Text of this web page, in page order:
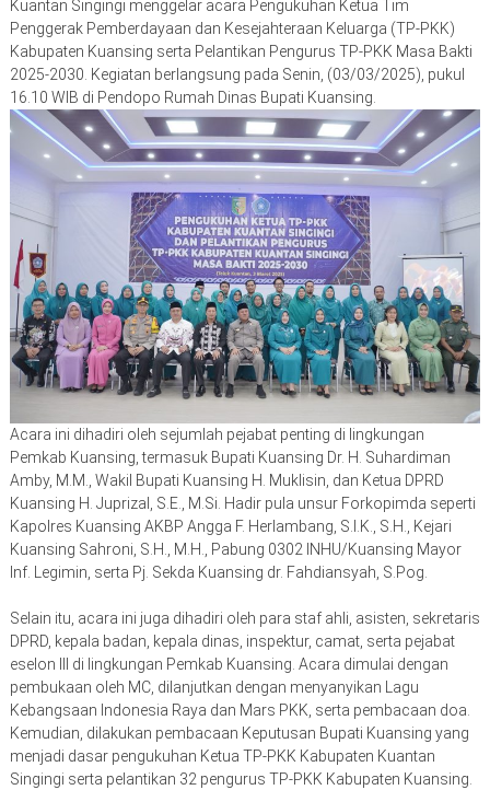
Kuantan Singingi menggelar acara Pengukuhan Ketua Tim
Penggerak Pemberdayaan dan Kesejahteraan Keluarga (TP-PKK)
Kabupaten Kuansing serta Pelantikan Pengurus TP-PKK Masa Bakti
2025-2030. Kegiatan berlangsung pada Senin, (03/03/2025), pukul
16.10 WIB di Pendopo Rumah Dinas Bupati Kuansing.
Acara ini dihadiri oleh sejumlah pejabat penting di lingkungan
Pemkab Kuansing, termasuk Bupati Kuansing Dr. H. Suhardiman
Amby, M.M., Wakil Bupati Kuansing H. Muklisin, dan Ketua DPRD
Kuansing H. Juprizal, S.E., M.Si. Hadir pula unsur Forkopimda seperti
Kapolres Kuansing AKBP Angga F. Herlambang, S.I.K., S.H., Kejari
Kuansing Sahroni, S.H., M.H., Pabung 0302 INHU/Kuansing Mayor
Inf. Legimin, serta Pj. Sekda Kuansing dr. Fahdiansyah, S.Pog.
Selain itu, acara ini juga dihadiri oleh para staf ahli, asisten, sekretaris
DPRD, kepala badan, kepala dinas, inspektur, camat, serta pejabat
eselon III di lingkungan Pemkab Kuansing. Acara dimulai dengan
pembukaan oleh MC, dilanjutkan dengan menyanyikan Lagu
Kebangsaan Indonesia Raya dan Mars PKK, serta pembacaan doa.
Kemudian, dilakukan pembacaan Keputusan Bupati Kuansing yang
menjadi dasar pengukuhan Ketua TP-PKK Kabupaten Kuantan
Singingi serta pelantikan 32 pengurus TP-PKK Kabupaten Kuansing.